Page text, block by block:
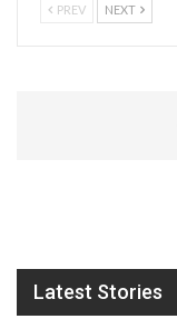
PREV NEXT
Latest Stories